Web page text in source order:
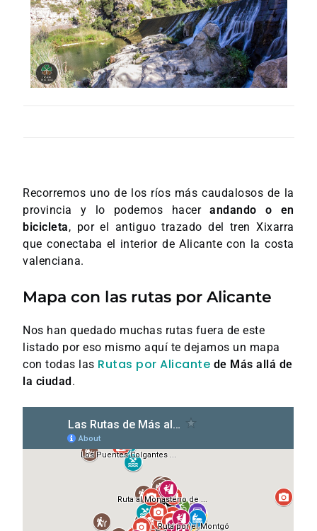
Recorremos uno de los ríos más caudalosos de la
provincia y lo podemos hacerandando o en
bicicleta, por el antiguo trazado del tren Xixarra
que conectaba el interior de Alicante con la costa
valenciana.
Mapa con las rutas por Alicante
Nos han quedado muchas rutas fuera de este
listado por eso mismo aquí te dejamos un mapa
con todas las Rutas por Alicante de Más allá de
la ciudad .